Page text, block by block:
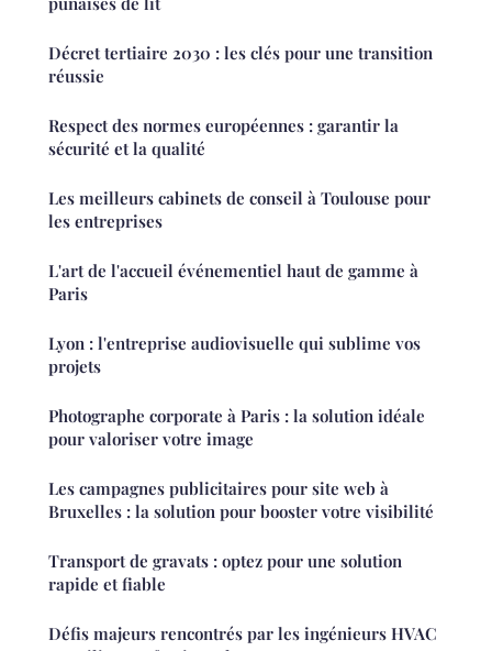
Décret tertiaire 2030 : les clés pour une transition
réussie
Respect des normes européennes : garantir la
sécurité et la qualité
Les meilleurs cabinets de conseil à Toulouse pour
les entreprises
L'art de l'accueil événementiel haut de gamme à
Paris
Lyon : l'entreprise audiovisuelle qui sublime vos
projets
Photographe corporate à Paris : la solution idéale
pour valoriser votre image
Les campagnes publicitaires pour site web à
Bruxelles : la solution pour booster votre visibilité
Transport de gravats : optez pour une solution
rapide et fiable
Défis majeurs rencontrés par les ingénieurs HVAC